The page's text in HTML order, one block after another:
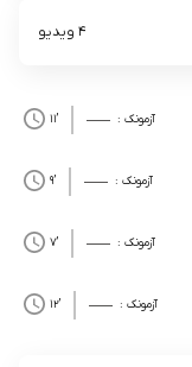
4 ویدیو
آزمونک : ’11
آزمونک : ’9
آزمونک : ’7
آزمونک : ’12